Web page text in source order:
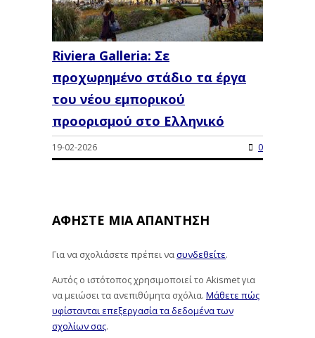
Riviera Galleria: Σε
προχωρημένο στάδιο τα έργα
του νέου εμπορικού
προορισμού στο Ελληνικό
19-02-2026 0
ΑΦΉΣΤΕ ΜΙΑ ΑΠΆΝΤΗΣΗ
Για να σχολιάσετε πρέπει νασυνδεθείτε.
Αυτός ο ιστότοπος χρησιμοποιεί το Akismet για
να μειώσει τα ανεπιθύμητα σχόλια. Μάθετε πώς
υφίστανται επεξεργασία τα δεδομένα των
σχολίων σας.